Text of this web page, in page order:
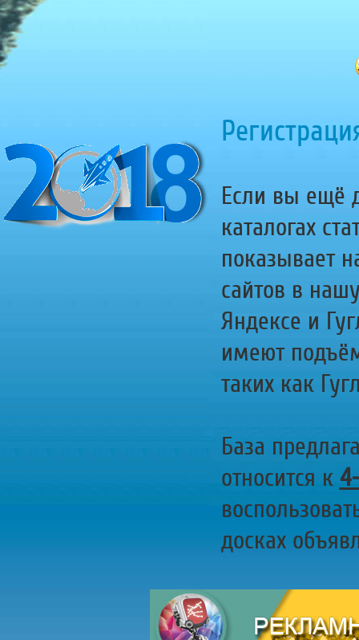
Если вы ещё
каталогах
показывает
сайтов в
Яндексе и
имеют
таких как
База
относится к
досках